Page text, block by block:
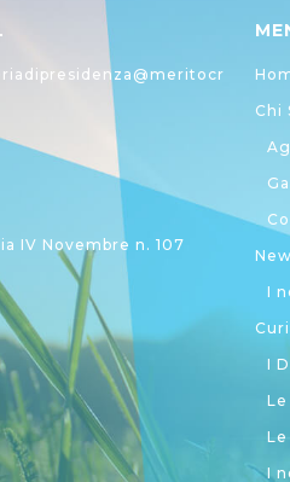
IV Novembre n. 107
Chi
I
I
I